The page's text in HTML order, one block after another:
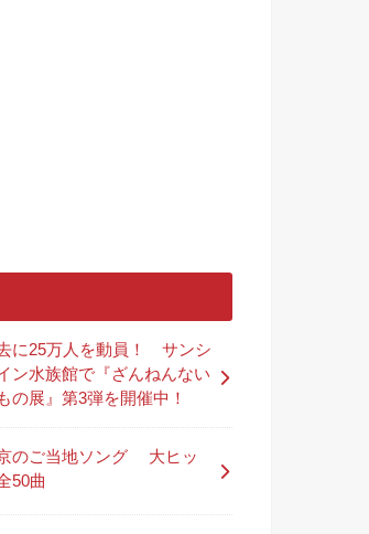
に25万人を動員！ サンシ
ン水族館で『ざんねんない
の展』第3弾を開催中！
のご当地ソング 大ヒッ
50曲